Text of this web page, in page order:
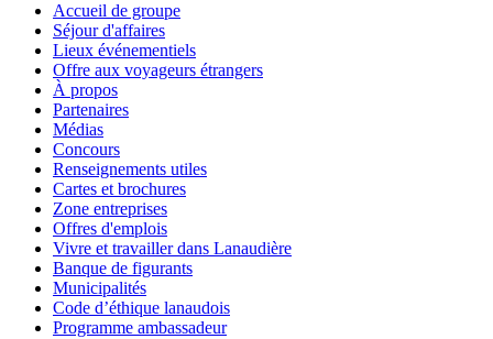
Accueil de groupe
Séjour d'affaires
Lieux événementiels
Offre aux voyageurs étrangers
À propos
Partenaires
Médias
Concours
Renseignements utiles
Cartes et brochures
Zone entreprises
Offres d'emplois
Vivre et travailler dans Lanaudière
Banque de figurants
Municipalités
Code d’éthique lanaudois
Programme ambassadeur